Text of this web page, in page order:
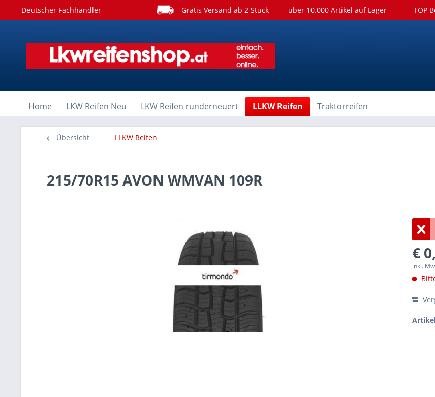
Deutscher Fachhändler Gratis Versand ab 2 Stück über 10.000 Artikel auf Lager TOP
Home LKW Reifen Neu LKW Reifen runderneuert LLKW Reifen Traktorreifen
Übersicht LLKW Reifen
215/70R15 AVON WMVAN 109R
€
inkl.